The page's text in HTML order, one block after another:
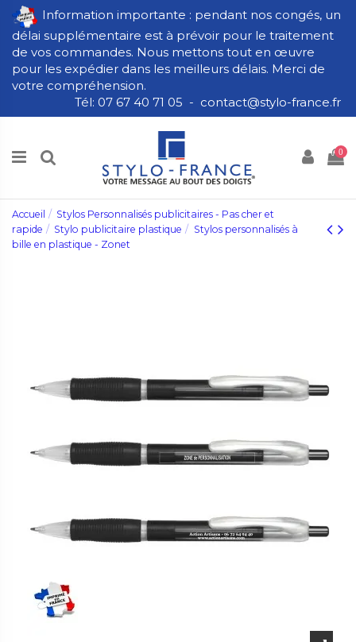
Information importante : pendant nos congés, un
délai supplémentaire est à prévoir pour le traitement
de vos commandes. Nous mettons tout en œuvre
pour les expédier dans les meilleurs délais. Merci de
votre compréhension.
Tél: 07 67 40 71 05 - contact@stylo-france.fr
0
Accueil
Stylos Personnalisés publicitaires - Pas cher et
rapide
Stylo publicitaire plastique
Stylos personnalisés à
bille en plastique - Zonet